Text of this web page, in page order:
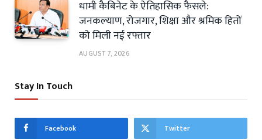
धामी कैबिनेट के ऐतिहासिक फैसले:
जनकल्याण, रोजगार, शिक्षा और श्रमिक हितों
को मिली नई रफ्तार
AUGUST 7, 2026
Stay In Touch
Facebook Twitter